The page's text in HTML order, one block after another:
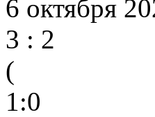
6 октября
3 : 2
(
1:0